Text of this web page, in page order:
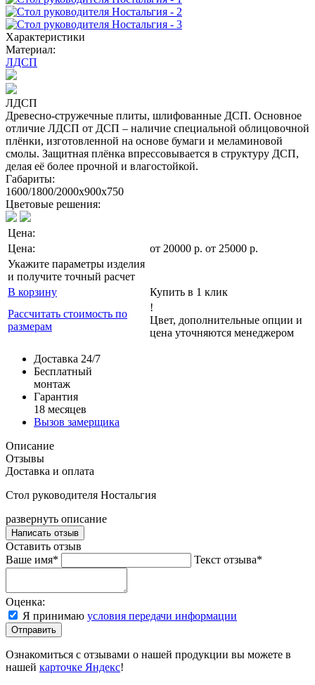
Характеристики
Материал:
ЛДСП
ЛДСП
Древесно-стружечные плиты, шлифованные ДСП. Основное
отличие ЛДСП от ДСП – наличие специальной облицовочной
плёнки, изготовленной на основе бумаги и меламиновой
смолы. Защитная плёнка впрессовывается в структуру ДСП,
делая её более прочной и влагостойкой.
Габариты:
1600/1800/2000х900х750
Цветовые решения:
Цена:
Цена:
от 20000 р. от 25000 р.
Укажите параметры изделия
и получите точный расчет
В корзину
Купить в 1 клик
Рассчитать стоимость по
размерам
!
Цвет, дополнительные опции и
цена уточняются менеджером
Доставка 24/7
Бесплатный
монтаж
Гарантия
18 месяцев
Вызов замерщика
Описание
Отзывы
Доставка и оплата
Стол руководителя Ностальгия
развернуть описание
Написать отзыв
Оставить отзыв
Ваше имя*
Текст отзыва*
Оценка:
Я принимаю условия передачи информации
Отправить
Ознакомиться с отзывами о нашей продукции вы можете в
нашей карточке Яндекс!